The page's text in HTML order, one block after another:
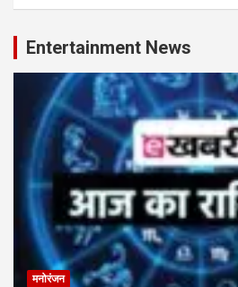
Entertainment News
मनोरंजन